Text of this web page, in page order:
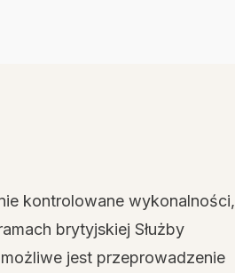
kontrolowane wykonalności,
brytyjskiej Służby
jest przeprowadzenie